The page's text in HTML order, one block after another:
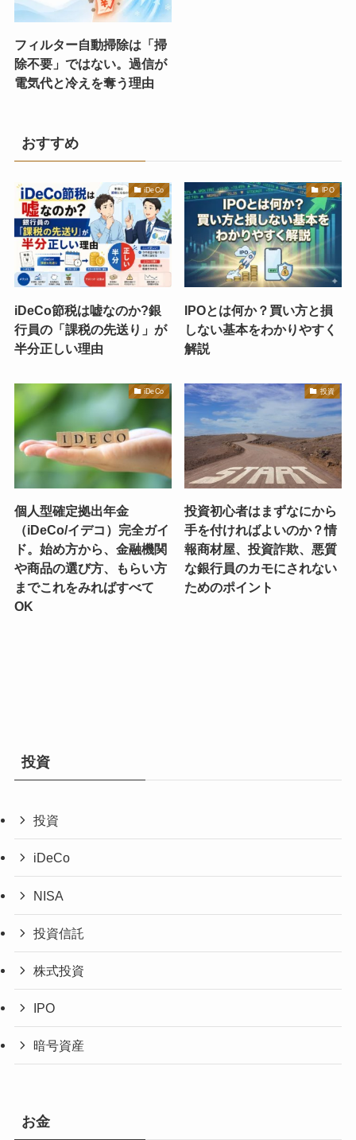
フィルター自動掃除は「掃
除不要」ではない。過信が
電気代と冷えを奪う理由
おすすめ
iDeCo
iDeCo節税は嘘なのか?銀
行員の「課税の先送り」が
半分正しい理由
IPO
IPOとは何か？買い方と損
しない基本をわかりやすく
解説
iDeCo
個人型確定拠出年金
（iDeCo/イデコ）完全ガイ
ド。始め方から、金融機関
や商品の選び方、もらい方
までこれをみればすべて
OK
投資
投資初心者はまずなにから
手を付ければよいのか？情
報商材屋、投資詐欺、悪質
な銀行員のカモにされない
ためのポイント
投資
投資
iDeCo
NISA
投資信託
株式投資
IPO
暗号資産
お金